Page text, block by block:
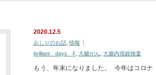
2020.12.5
おしりのお話 ,情報
brilliant days F, 大腸がん 大腸内視鏡検査
もう、年末になりました。 今年はコロナ